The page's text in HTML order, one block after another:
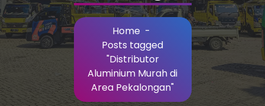
Home -
Posts tagged
"Distributor
Aluminium Murah di
Area Pekalongan"